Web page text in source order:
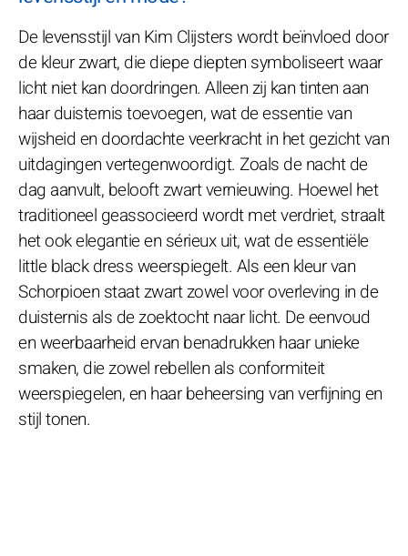
De levensstijl van Kim Clijsters wordt beïnvloed door
de kleur zwart, die diepe diepten symboliseert waar
licht niet kan doordringen. Alleen zij kan tinten aan
haar duisternis toevoegen, wat de essentie van
wijsheid en doordachte veerkracht in het gezicht van
uitdagingen vertegenwoordigt. Zoals de nacht de
dag aanvult, belooft zwart vernieuwing. Hoewel het
traditioneel geassocieerd wordt met verdriet, straalt
het ook elegantie en sérieux uit, wat de essentiële
little black dress weerspiegelt. Als een kleur van
Schorpioen staat zwart zowel voor overleving in de
duisternis als de zoektocht naar licht. De eenvoud
en weerbaarheid ervan benadrukken haar unieke
smaken, die zowel rebellen als conformiteit
weerspiegelen, en haar beheersing van verfijning en
stijl tonen.